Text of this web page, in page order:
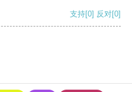
支持[0] 反对[0]